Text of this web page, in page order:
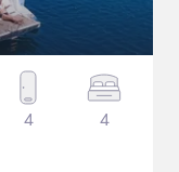
4 4